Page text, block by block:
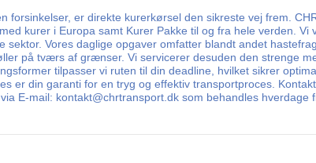
forsinkelser, er direkte kurerkørsel den sikreste vej frem.
kurer i Europa samt Kurer Pakke til og fra hele verden.
sektor. Vores daglige opgaver omfatter blandt andet
på tværs af grænser. Vi servicerer desuden den strenge
tilpasser vi ruten til din deadline, hvilket sikrer
er din garanti for en tryg og effektiv transportproces.
E-mail: kontakt@chrtransport.dk som behandles